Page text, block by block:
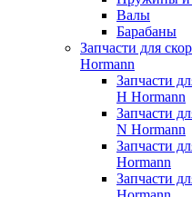
Валы
Барабаны
Запчасти для
Hormann
Запчасти
H Hormann
Запчасти
N Hormann
Запчасти
Hormann
Запчасти